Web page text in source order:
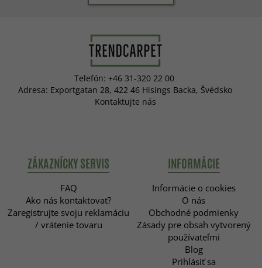
Telefón: +46 31-320 22 00
Adresa: Exportgatan 28, 422 46 Hisings Backa, Švédsko
Kontaktujte nás
ZÁKAZNÍCKY SERVIS
FAQ
Ako nás kontaktovať?
Zaregistrujte svoju reklamáciu
/ vrátenie tovaru
INFORMÁCIE
Informácie o cookies
O nás
Obchodné podmienky
Zásady pre obsah vytvorený
používateľmi
Blog
Prihlásiť sa